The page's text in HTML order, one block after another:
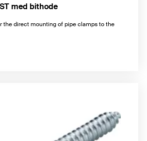
med bithode
the direct mounting of pipe clamps to the